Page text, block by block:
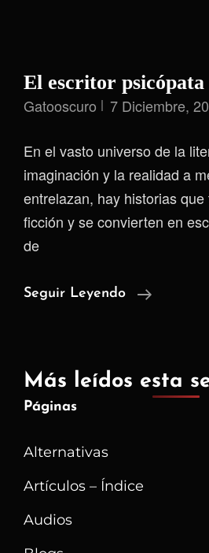
El escritor psicópata
Gatooscuro 7 Diciembre,
En el vasto universo de la
imaginación y la realidad a
entrelazan, hay historias
ficción y se convierten en
de
Seguir Leyendo
El
Más leídos esta
Páginas
Alternativas
Artículos – Índice
Audios